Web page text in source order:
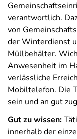
verantwortlich.
von
der Winterdienst
Müllbehälter.
Anwesenheit im
verlässliche
Mobiltelefon. Die
sein und an gut
Gut zu wissen:
innerhalb der